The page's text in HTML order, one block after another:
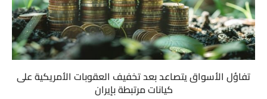
تفاؤل الأسواق يتصاعد بعد تخفيف العقوبات الأمريكية على
كيانات مرتبطة بإيران